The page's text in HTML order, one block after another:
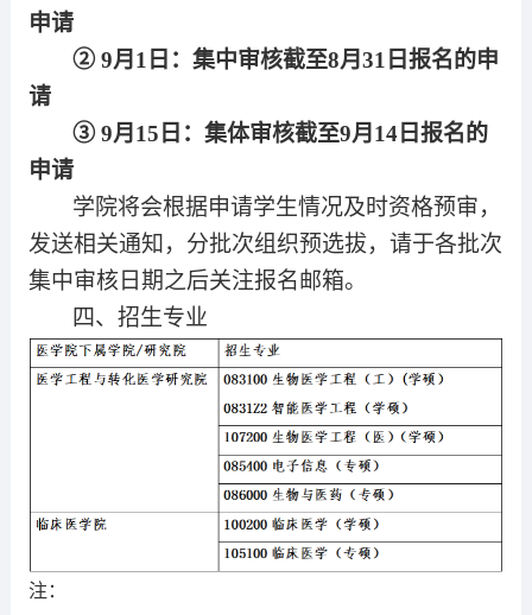
申请
② 9月1日：集中审核截至8月31 日报名的申
请
③ 9月15 日：集体审核截至9月14日报名的
申请
学院将会根据申请学生情况及时资格预审，
发送相关通知，分批次组织预选拔，请于各批次
集中审核日期之后关注报名邮箱。
四、招生专业
注：